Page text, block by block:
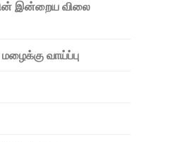
இன்றைய விலை
வாய்ப்பு